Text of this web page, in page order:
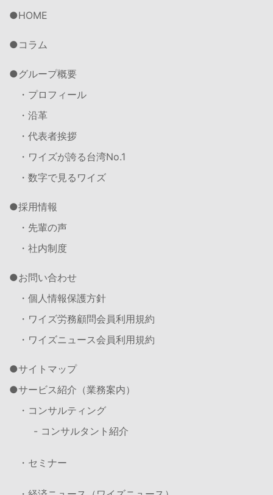
HOME
コラム
グループ概要
・プロフィール
・沿革
・代表者挨拶
・ワイズが誇る台湾No.1
・数字で見るワイズ
採用情報
・先輩の声
・社内制度
お問い合わせ
・個人情報保護方針
・ワイズ労務顧問会員利用規約
・ワイズニュース会員利用規約
サイトマップ
サービス紹介（業務案内）
・コンサルティング
- コンサルタント紹介
・セミナー